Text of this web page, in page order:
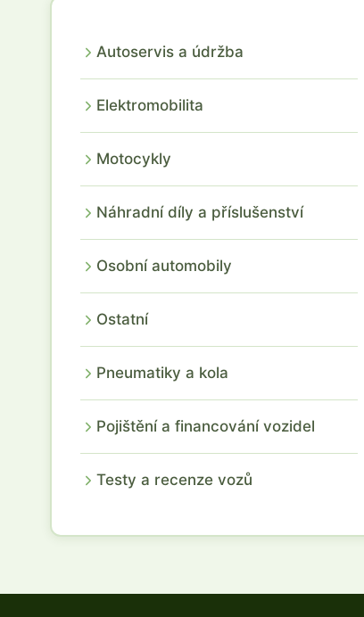
Autoservis a údržba
Elektromobilita
Motocykly
Náhradní díly a příslušenství
Osobní automobily
Ostatní
Pneumatiky a kola
Pojištění a financování vozidel
Testy a recenze vozů